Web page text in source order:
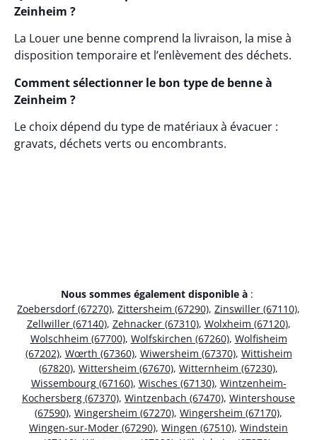
Zeinheim ?
La Louer une benne comprend la livraison, la mise à
disposition temporaire et l’enlèvement des déchets.
Comment sélectionner le bon type de benne à
Zeinheim ?
Le choix dépend du type de matériaux à évacuer :
gravats, déchets verts ou encombrants.
Nous sommes également disponible à :
Zoebersdorf (67270), Zittersheim (67290), Zinswiller (67110),
Zellwiller (67140), Zehnacker (67310), Wolxheim (67120),
Wolschheim (67700), Wolfskirchen (67260), Wolfisheim
(67202), Wœrth (67360), Wiwersheim (67370), Wittisheim
(67820), Wittersheim (67670), Witternheim (67230),
Wissembourg (67160), Wisches (67130), Wintzenheim-
Kochersberg (67370), Wintzenbach (67470), Wintershouse
(67590), Wingersheim (67270), Wingersheim (67170),
Wingen-sur-Moder (67290), Wingen (67510), Windstein